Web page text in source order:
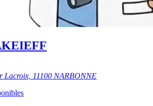
Lacroix, 11100 NARBONNE